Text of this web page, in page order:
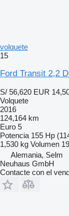
volquete
15
Ford Transit 2,2
S/ 56,620 EUR
Volquete
2016
124,164 km
Euro 5
Potencia 155 Hp
1,530 kg Volumen
Alemania, Selm
Neuhaus GmbH
Contacte con el